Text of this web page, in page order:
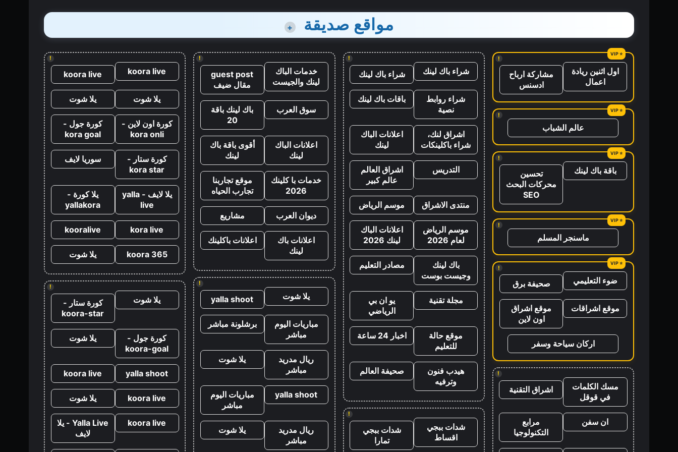
مواقع صديقة +
!
اول اثنين ريادة
اعمال
مشاركة ارباح
ادسنس
!
عالم الشباب
!
باقة باك لينك
تحسين
محركات البحث
SEO
!
ماسنجر المسلم
!
ضوء التعليمي صحيفة برق
موقع اشراقات
موقع اشراق
اون لاين
اركان سياحة وسفر
!
مسك الكلمات
في قوقل
اشراق التقنية
ان سفن
مرابع
التكنولوجيا
!
شراء باك لينك شراء باك لينك
شراء روابط
نصية
باقات باك لينك
اشراق لنك،
شراء باكلينكات
اعلانات الباك
لينك
التدريس
اشراق العالم
عالم كبير
منتدى الاشراق موسم الرياض
موسم الرياض
لعام 2026
اعلانات الباك
لينك 2026
باك لينك
وجيست بوست
مصادر التعليم
مجلة تقنية
يو ان بي
الرياضي
موقع حالة
للتعليم
اخبار 24 ساعة
هيدب فنون
وترفيه
صحيفة العالم
!
شدات ببجي
اقساط
شدات ببجي
تمارا
!
خدمات الباك
لينك والجيست
guest post
مقال ضيف
سوق العرب
باك لينك باقة
20
اعلانات الباك
لينك
أقوى باقة باك
لينك
خدمات با كلينك
2026
موقع تجاربنا
تجارب الحياه
ديوان العرب مشاريع
اعلانات باك
لينك
اعلانات باكلينك
!
يلا شوت yalla shoot
مباريات اليوم
مباشر
برشلونة مباشر
ريال مدريد
مباشر
يلا شوت
yalla shoot
مباريات اليوم
مباشر
ريال مدريد
مباشر
يلا شوت
!
koora live
koora live
يلا شوت يلا شوت
كورة اون لاين -
kora onli
كورة جول -
kora goal
كورة ستار -
kora star
سوريا لايف
يلا لايف - yalla
live
يلا كورة -
yallakora
kora live
kooralive
koora 365 يلا شوت
!
يلا شوت
كورة ستار -
koora-star
كورة جول -
koora-goal
يلا شوت
yalla shoot
koora live
koora live يلا شوت
koora live
Yalla Live - يلا
لايف